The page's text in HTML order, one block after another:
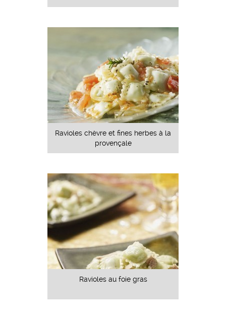
Ravioles chèvre et fines herbes à la
provençale
Ravioles au foie gras